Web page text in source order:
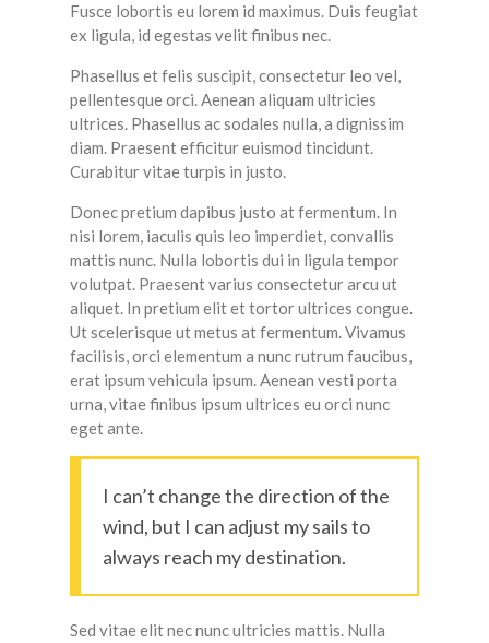
Fusce lobortis eu lorem id maximus. Duis feugiat
ex ligula, id egestas velit finibus nec.
Phasellus et felis suscipit, consectetur leo vel,
pellentesque orci. Aenean aliquam ultricies
ultrices. Phasellus ac sodales nulla, a dignissim
diam. Praesent efficitur euismod tincidunt.
Curabitur vitae turpis in justo.
Donec pretium dapibus justo at fermentum. In
nisi lorem, iaculis quis leo imperdiet, convallis
mattis nunc. Nulla lobortis dui in ligula tempor
volutpat. Praesent varius consectetur arcu ut
aliquet. In pretium elit et tortor ultrices congue.
Ut scelerisque ut metus at fermentum. Vivamus
facilisis, orci elementum a nunc rutrum faucibus,
erat ipsum vehicula ipsum. Aenean vesti porta
urna, vitae finibus ipsum ultrices eu orci nunc
eget ante.
I can’t change the direction of the
wind, but I can adjust my sails to
always reach my destination.
Sed vitae elit nec nunc ultricies mattis. Nulla